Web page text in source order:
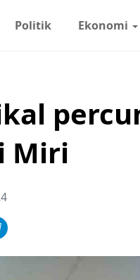
Politik Ekonomi
Miri